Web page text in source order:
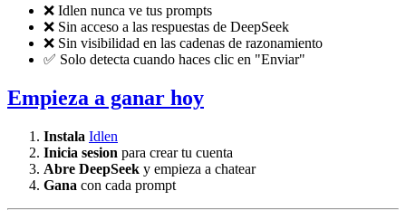
❌ Idlen nunca ve tus prompts
❌ Sin acceso a las respuestas de DeepSeek
❌ Sin visibilidad en las cadenas de razonamiento
✅ Solo detecta cuando haces clic en "Enviar"
Empieza a ganar hoy
Instala Idlen
Inicia sesion para crear tu cuenta
Abre DeepSeek y empieza a chatear
Gana con cada prompt